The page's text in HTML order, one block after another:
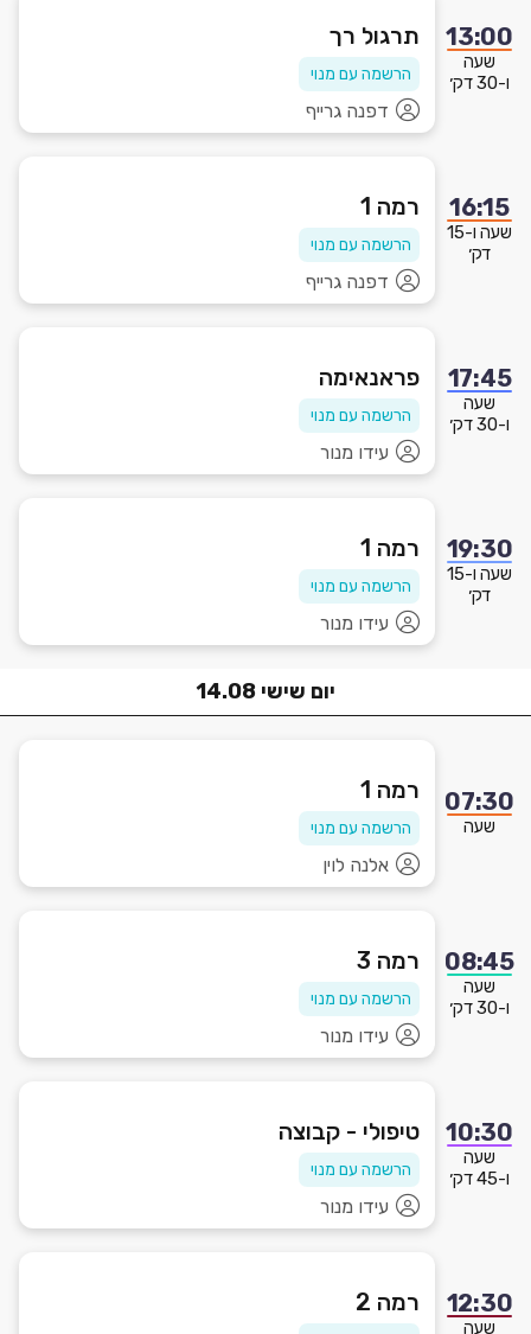
13:00
שעה
ו-30 דק׳
תרגול רך
הרשמה עם מנוי
דפנה גרייף
16:15
שעה ו-15
דק׳
רמה 1
הרשמה עם מנוי
דפנה גרייף
17:45
שעה
ו-30 דק׳
פראנאימה
הרשמה עם מנוי
עידו מנור
19:30
שעה ו-15
דק׳
רמה 1
הרשמה עם מנוי
עידו מנור
יום שישי 14.08
07:30
שעה
רמה 1
הרשמה עם מנוי
אלנה לוין
08:45
שעה
ו-30 דק׳
רמה 3
הרשמה עם מנוי
עידו מנור
10:30
שעה
ו-45 דק׳
טיפולי - קבוצה
הרשמה עם מנוי
עידו מנור
12:30
שעה
רמה 2